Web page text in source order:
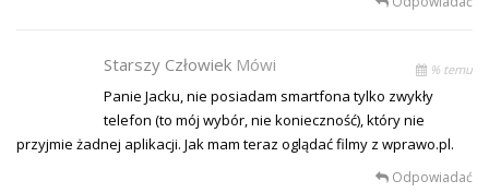
Starszy Człowiek Mówi % temu
Panie Jacku, nie posiadam smartfona tylko zwykły
telefon (to mój wybór, nie konieczność), który nie
przyjmie żadnej aplikacji. Jak mam teraz oglądać filmy z wprawo.pl.
Odpowiadać